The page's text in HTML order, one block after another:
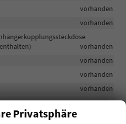
vorhanden
vorhanden
vorhanden
vorhanden
vorhanden
vorhanden
vorhanden
Privatsphäre